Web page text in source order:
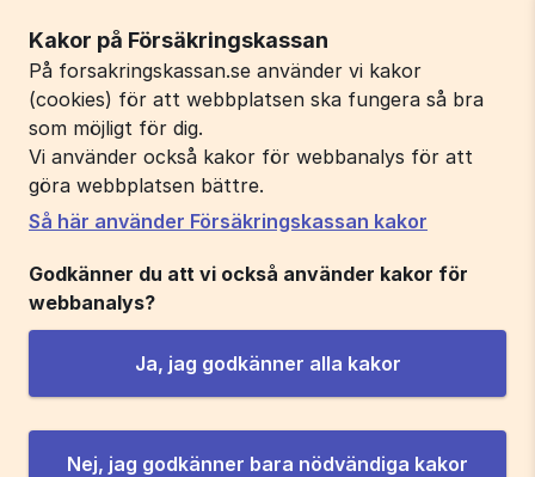
Kakor på Försäkringskassan
På forsakringskassan.se använder vi kakor
(cookies) för att webbplatsen ska fungera så bra
som möjligt för dig.
Vi använder också kakor för webbanalys för att
göra webbplatsen bättre.
Så här använder Försäkringskassan kakor
Godkänner du att vi också använder kakor för
webbanalys?
Ja, jag godkänner alla kakor
Nej, jag godkänner bara nödvändiga kakor